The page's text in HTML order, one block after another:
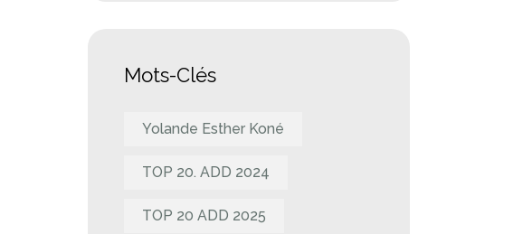
Mots-Clés
Yolande Esther Koné
TOP 20. ADD 2024
TOP 20 ADD 2025